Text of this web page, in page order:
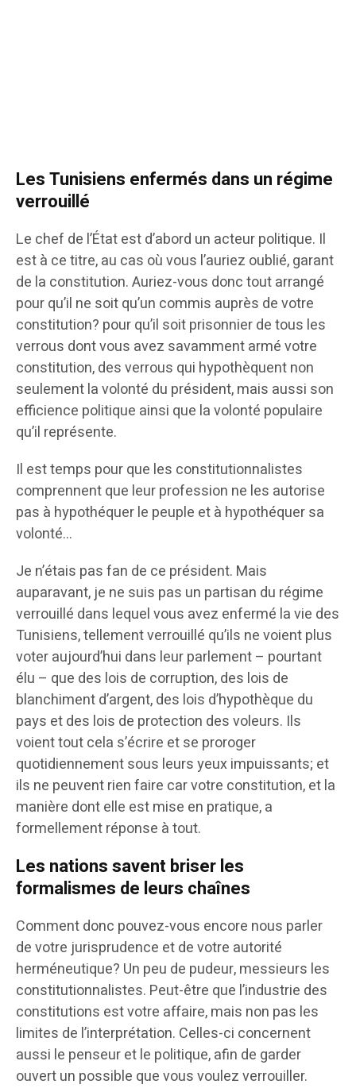
Les Tunisiens enfermés dans un régime
verrouillé
Le chef de l’État est d’abord un acteur politique. Il
est à ce titre, au cas où vous l’auriez oublié, garant
de la constitution. Auriez-vous donc tout arrangé
pour qu’il ne soit qu’un commis auprès de votre
constitution? pour qu’il soit prisonnier de tous les
verrous dont vous avez savamment armé votre
constitution, des verrous qui hypothèquent non
seulement la volonté du président, mais aussi son
efficience politique ainsi que la volonté populaire
qu’il représente.
Il est temps pour que les constitutionnalistes
comprennent que leur profession ne les autorise
pas à hypothéquer le peuple et à hypothéquer sa
volonté…
Je n’étais pas fan de ce président. Mais
auparavant, je ne suis pas un partisan du régime
verrouillé dans lequel vous avez enfermé la vie des
Tunisiens, tellement verrouillé qu’ils ne voient plus
voter aujourd’hui dans leur parlement – pourtant
élu – que des lois de corruption, des lois de
blanchiment d’argent, des lois d’hypothèque du
pays et des lois de protection des voleurs. Ils
voient tout cela s’écrire et se proroger
quotidiennement sous leurs yeux impuissants; et
ils ne peuvent rien faire car votre constitution, et la
manière dont elle est mise en pratique, a
formellement réponse à tout.
Les nations savent briser les
formalismes de leurs chaînes
Comment donc pouvez-vous encore nous parler
de votre jurisprudence et de votre autorité
herméneutique? Un peu de pudeur, messieurs les
constitutionnalistes. Peut-être que l’industrie des
constitutions est votre affaire, mais non pas les
limites de l’interprétation. Celles-ci concernent
aussi le penseur et le politique, afin de garder
ouvert un possible que vous voulez verrouiller.